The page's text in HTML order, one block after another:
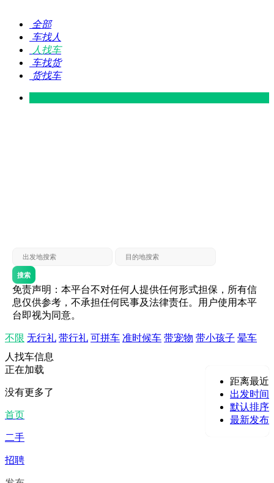
全部
车找人
人找车
车找货
货找车
搜索
免责声明：本平台不对任何人提供任何形式担保，所有信
息仅供参考，不承担任何民事及法律责任。用户使用本平
台即视为同意。
不限 无行礼 带行礼 可拼车 准时候车 带宠物 带小孩子 晕车
人找车信息
距离最近
出发时间
默认排序
最新发布
正在加载
没有更多了
首页
二手
招聘